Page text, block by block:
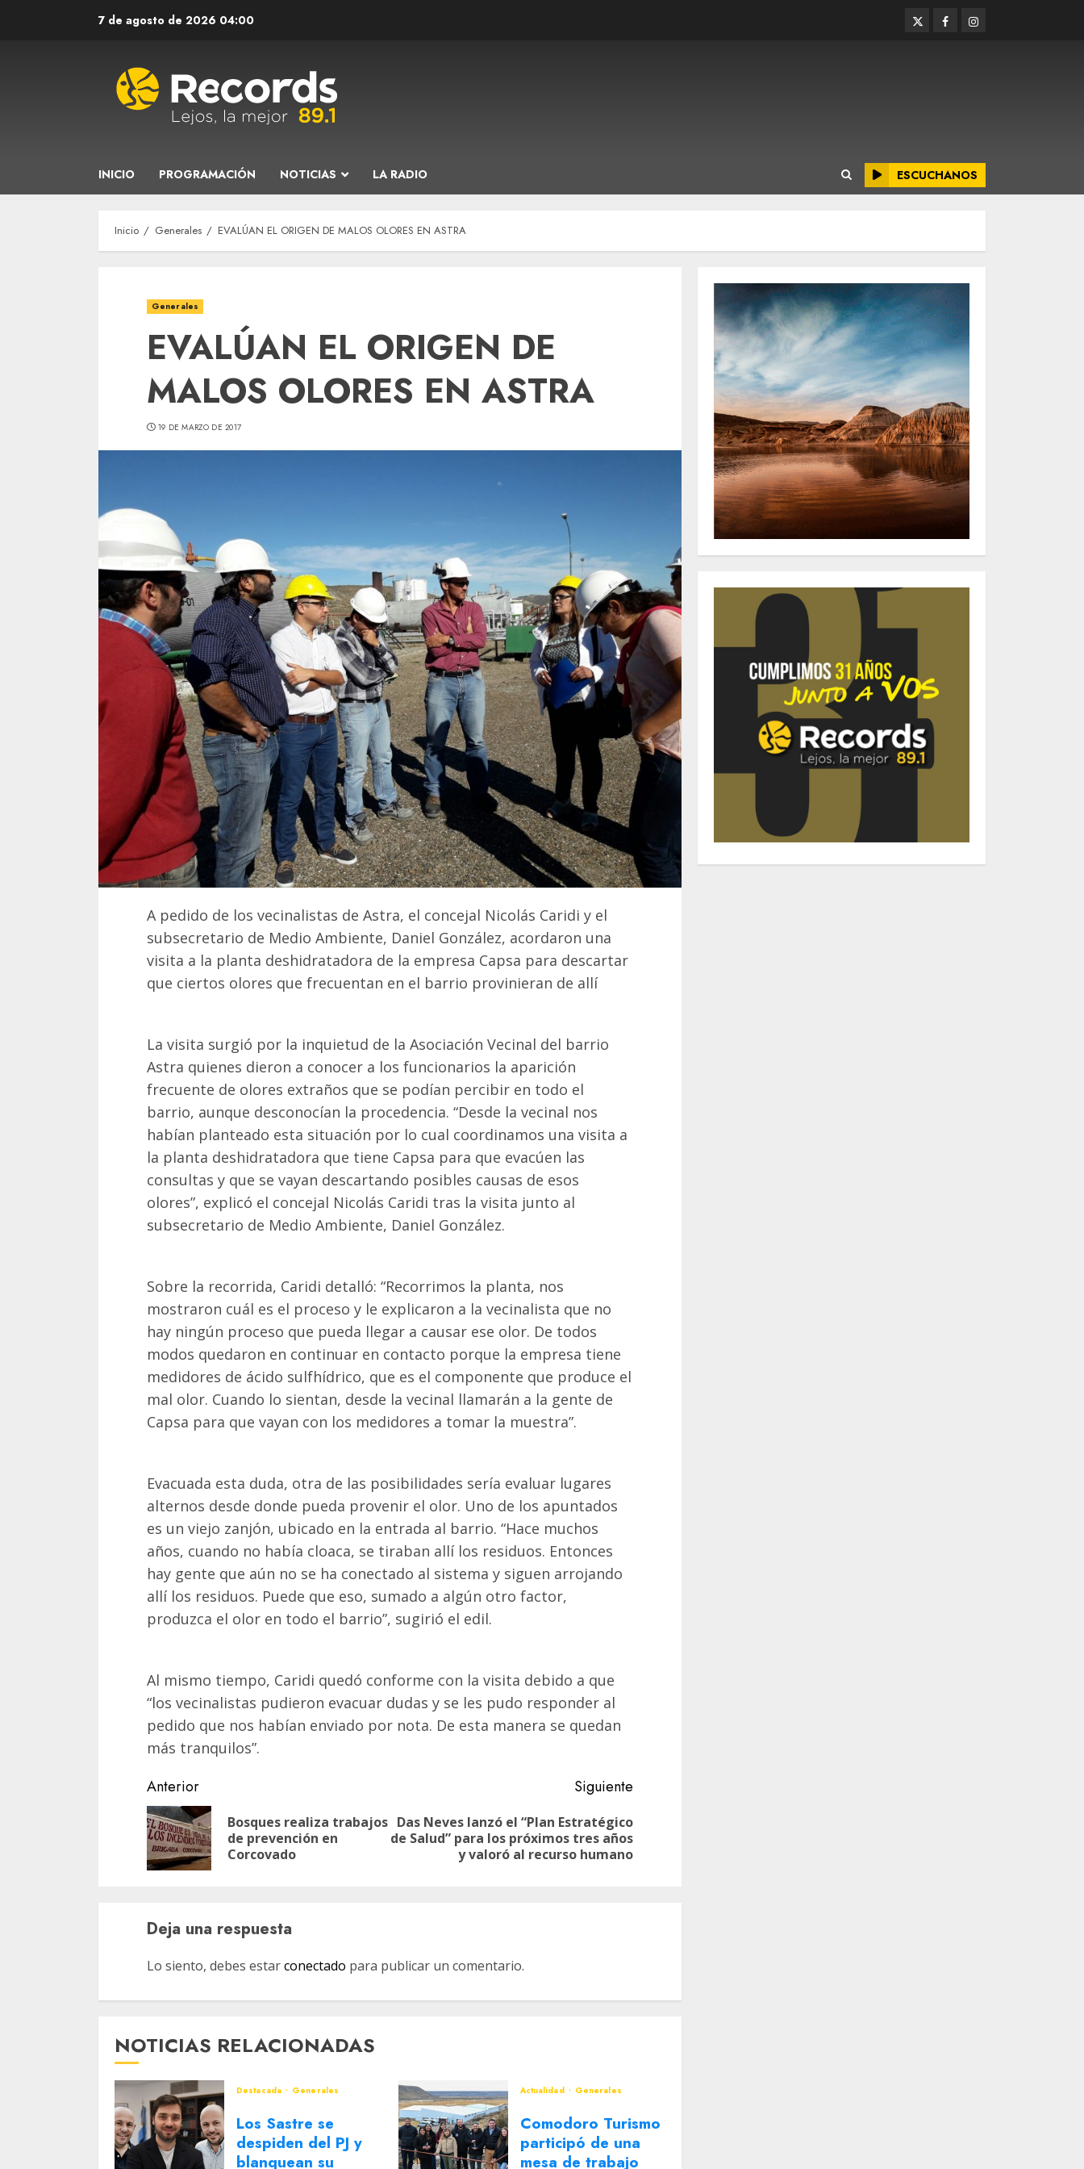
7 de agosto de 2026 04:00 TwitterFacebookInstagram
INICIO PROGRAMACIÓN NOTICIAS LA RADIO ESCUCHANOS
Inicio Generales EVALÚAN EL ORIGEN DE MALOS OLORES EN ASTRA
Generales
EVALÚAN EL ORIGEN DE
MALOS OLORES EN ASTRA
19 DE MARZO DE 2017
A pedido de los vecinalistas de Astra, el concejal Nicolás Caridi y el
subsecretario de Medio Ambiente, Daniel González, acordaron una
visita a la planta deshidratadora de la empresa Capsa para descartar
que ciertos olores que frecuentan en el barrio provinieran de allí
La visita surgió por la inquietud de la Asociación Vecinal del barrio
Astra quienes dieron a conocer a los funcionarios la aparición
frecuente de olores extraños que se podían percibir en todo el
barrio, aunque desconocían la procedencia. “Desde la vecinal nos
habían planteado esta situación por lo cual coordinamos una visita a
la planta deshidratadora que tiene Capsa para que evacúen las
consultas y que se vayan descartando posibles causas de esos
olores”, explicó el concejal Nicolás Caridi tras la visita junto al
subsecretario de Medio Ambiente, Daniel González.
Sobre la recorrida, Caridi detalló: “Recorrimos la planta, nos
mostraron cuál es el proceso y le explicaron a la vecinalista que no
hay ningún proceso que pueda llegar a causar ese olor. De todos
modos quedaron en continuar en contacto porque la empresa tiene
medidores de ácido sulfhídrico, que es el componente que produce el
mal olor. Cuando lo sientan, desde la vecinal llamarán a la gente de
Capsa para que vayan con los medidores a tomar la muestra”.
Evacuada esta duda, otra de las posibilidades sería evaluar lugares
alternos desde donde pueda provenir el olor. Uno de los apuntados
es un viejo zanjón, ubicado en la entrada al barrio. “Hace muchos
años, cuando no había cloaca, se tiraban allí los residuos. Entonces
hay gente que aún no se ha conectado al sistema y siguen arrojando
allí los residuos. Puede que eso, sumado a algún otro factor,
produzca el olor en todo el barrio”, sugirió el edil.
Al mismo tiempo, Caridi quedó conforme con la visita debido a que
“los vecinalistas pudieron evacuar dudas y se les pudo responder al
pedido que nos habían enviado por nota. De esta manera se quedan
más tranquilos”.
Navegación
de
entradas
Anterior
Entrada
Bosques realiza trabajos
de prevención en
Corcovado
Siguiente
Siguiente
Das Neves lanzó el “Plan Estratégico
de Salud” para los próximos tres años
y valoró al recurso humano
Deja una respuesta
Lo siento, debes estarconectado para publicar un comentario.
NOTICIAS RELACIONADAS
Destacada Generales
Los Sastre se
despiden del PJ y
blanquean su
Actualidad Generales
Comodoro Turismo
participó de una
mesa de trabajo